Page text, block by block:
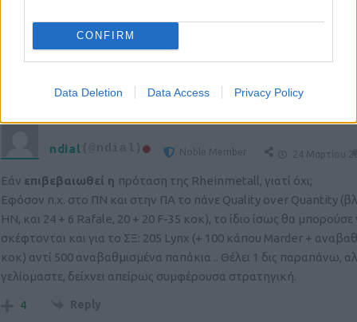
CONFIRM
Data Deletion Data Access Privacy Policy
πάρουμε και τα marder, αλλά θα αναβαθμίσουμε και τα Μ113.
Έχω και αριθμούς Λόττο οποίος ενδιαφέρεται.
ndial (@ndial) Noble Member 24 Μαρτίου
Εάν επιβεβαιωθεί η πρόταση της Rheinmetall, γιατί όχι;
Εφόσον π.χ. στο ΠΝ και στην ΠΑ το πάνε Quality over Quantity
HN, και 24 + 6 Rafale, 20 + 20 F-35 κοκ), το ίδιο ίσως θα μπορούσε
σκέφτονται και για το ΣΞ: 205 Lynx (+ 100 κάπου Marder +
κοκ) αντί 500 αναβαθμισμένα παπάκια .. Θέλει 1 δις παραπάνω,
γελίομαστε, δείχνει απείρως συμφέρουσα στρατηγική.
4 Reply